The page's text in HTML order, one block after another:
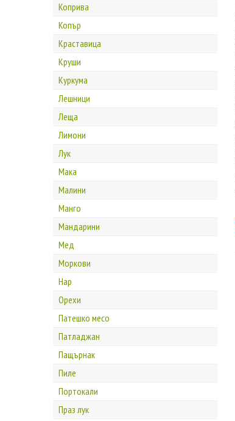
Коприва
Копър
Краставица
Круши
Куркума
Лешници
Леща
Лимони
Лук
Мака
Малини
Манго
Мандарини
Мед
Моркови
Нар
Орехи
Патешко месо
Патладжан
Пащърнак
Пиле
Портокали
Праз лук